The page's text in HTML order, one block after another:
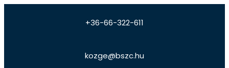
+36-66-322-611
kozge@bszc.hu